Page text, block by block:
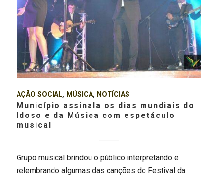
AÇÃO SOCIAL, MÚSICA, NOTÍCIAS
Município assinala os dias mundiais do
Idoso e da Música com espetáculo
musical
Grupo musical brindou o público interpretando e
relembrando algumas das canções do Festival da